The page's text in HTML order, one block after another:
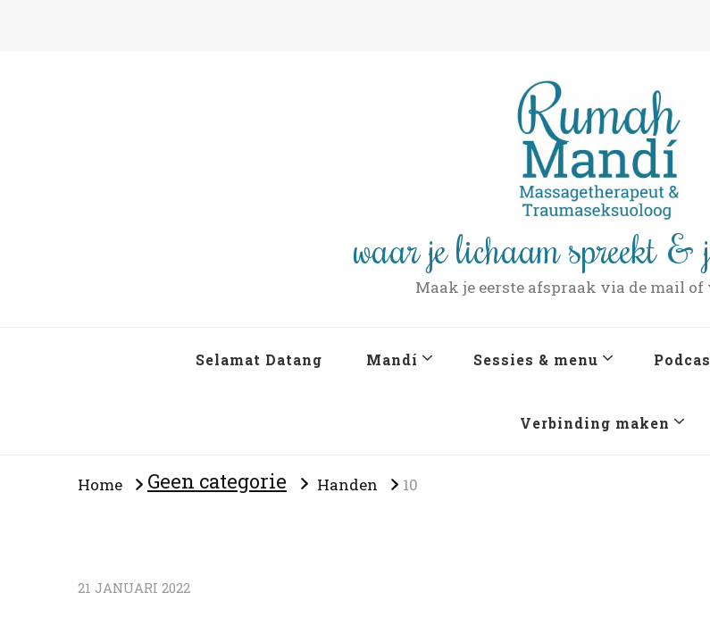
waar je lichaam spreekt &
Maak je eerste afspraak via de mail
Selamat Datang Mandí Sessies & menu
Verbinding maken
Home Geen categorie Handen 10
21 JANUARI 2022